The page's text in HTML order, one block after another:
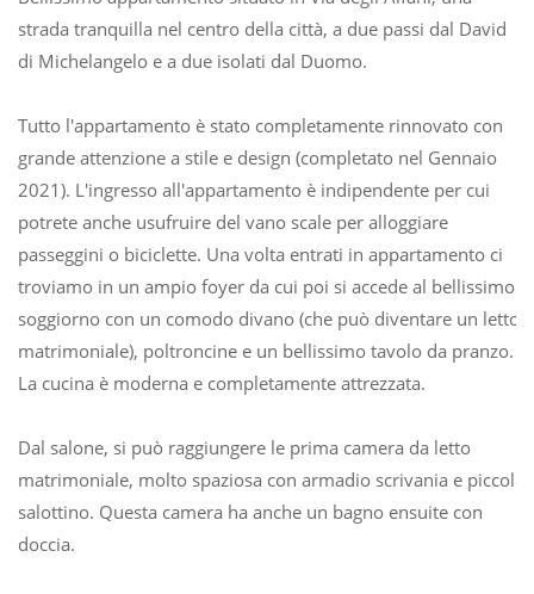
strada tranquilla nel centro della città, a due passi dal David
di Michelangelo e a due isolati dal Duomo.
Tutto l'appartamento è stato completamente rinnovato con
grande attenzione a stile e design (completato nel Gennaio
2021). L'ingresso all'appartamento è indipendente per cui
potrete anche usufruire del vano scale per alloggiare
passeggini o biciclette. Una volta entrati in appartamento ci
troviamo in un ampio foyer da cui poi si accede al bellissimo
soggiorno con un comodo divano (che può diventare un letto
matrimoniale), poltroncine e un bellissimo tavolo da pranzo.
La cucina è moderna e completamente attrezzata.
Dal salone, si può raggiungere le prima camera da letto
matrimoniale, molto spaziosa con armadio scrivania e piccolo
salottino. Questa camera ha anche un bagno ensuite con
doccia.